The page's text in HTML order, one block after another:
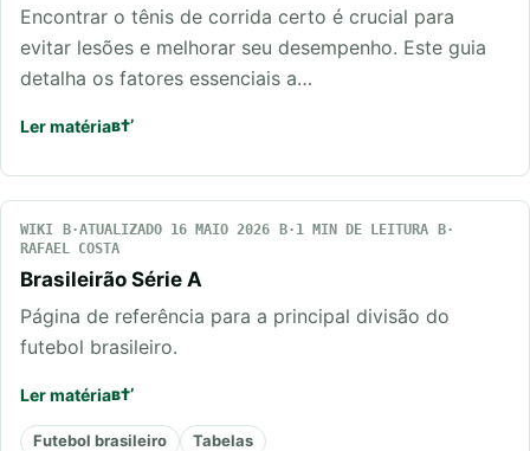
Encontrar o tênis de corrida certo é crucial para
evitar lesões e melhorar seu desempenho. Este guia
detalha os fatores essenciais a…
Ler matéria
WIKI ATUALIZADO 16 MAIO 2026
1 MIN DE LEITURA
RAFAEL COSTA
Brasileirão Série A
Página de referência para a principal divisão do
futebol brasileiro.
Ler matéria
Futebol brasileiro Tabelas